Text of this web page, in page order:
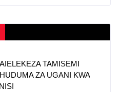
TAMISEMI
ZA UGANI KWA